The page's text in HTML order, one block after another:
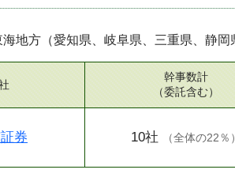
海地方（愛知県、岐阜県、三重県、静
券
幹事数計
（委託含む）
10社 （全体の22％ ）